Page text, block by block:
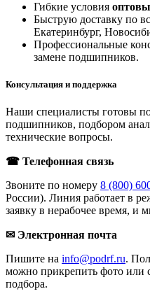
Гибкие условия
Быструю доставку по
Екатеринбург,
Профессиональные
замене подшипников.
Консультация и поддержка
Наши специалисты готовы
подшипников, подбором
технические вопросы.
☎ Телефонная связь
Звоните по номеру 8 (800)
России). Линия работает в
заявку в нерабочее время, и
✉ Электронная почта
Пишите на info@podrf.ru.
можно прикрепить фото или
подбора.